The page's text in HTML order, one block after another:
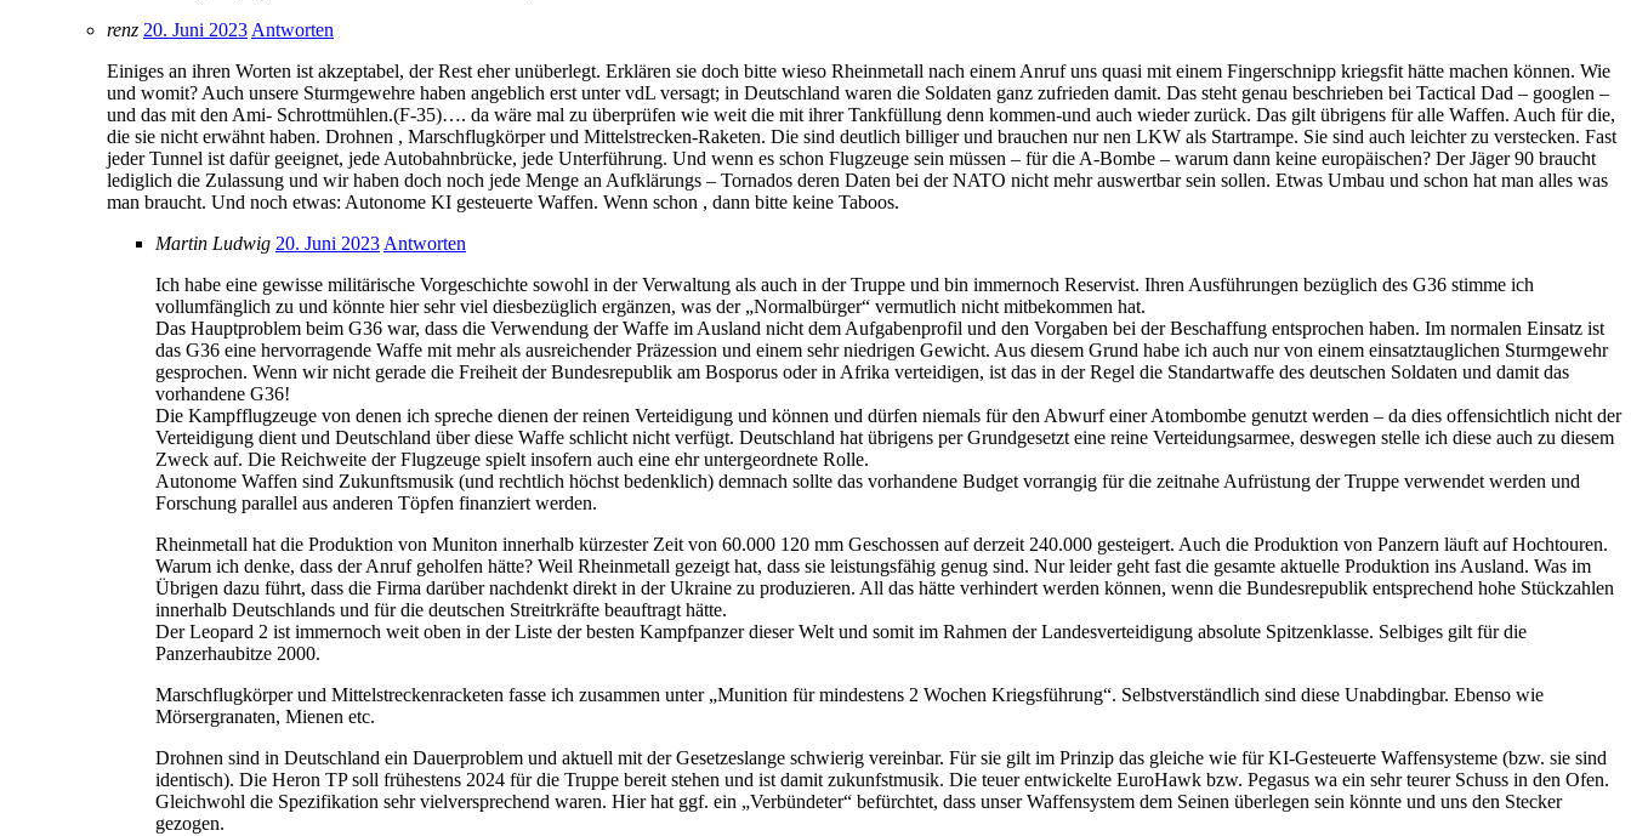
renz 20. Juni 2023 Antworten
Einiges an ihren Worten ist akzeptabel, der Rest eher unüberlegt. Erklären sie doch bitte wieso Rheinmetall nach einem Anruf uns quasi mit einem Fingerschnipp kriegsfit hätte machen können. Wie
und womit? Auch unsere Sturmgewehre haben angeblich erst unter vdL versagt; in Deutschland waren die Soldaten ganz zufrieden damit. Das steht genau beschrieben bei Tactical Dad – googlen –
und das mit den Ami- Schrottmühlen.(F-35)…. da wäre mal zu überprüfen wie weit die mit ihrer Tankfüllung denn kommen-und auch wieder zurück. Das gilt übrigens für alle Waffen. Auch für die,
die sie nicht erwähnt haben. Drohnen , Marschflugkörper und Mittelstrecken-Raketen. Die sind deutlich billiger und brauchen nur nen LKW als Startrampe. Sie sind auch leichter zu verstecken. Fast
jeder Tunnel ist dafür geeignet, jede Autobahnbrücke, jede Unterführung. Und wenn es schon Flugzeuge sein müssen – für die A-Bombe – warum dann keine europäischen? Der Jäger 90 braucht
lediglich die Zulassung und wir haben doch noch jede Menge an Aufklärungs – Tornados deren Daten bei der NATO nicht mehr auswertbar sein sollen. Etwas Umbau und schon hat man alles was
man braucht. Und noch etwas: Autonome KI gesteuerte Waffen. Wenn schon , dann bitte keine Taboos.
Martin Ludwig 20. Juni 2023 Antworten
Ich habe eine gewisse militärische Vorgeschichte sowohl in der Verwaltung als auch in der Truppe und bin immernoch Reservist. Ihren Ausführungen bezüglich des G36 stimme ich
vollumfänglich zu und könnte hier sehr viel diesbezüglich ergänzen, was der „Normalbürger“ vermutlich nicht mitbekommen hat.
Das Hauptproblem beim G36 war, dass die Verwendung der Waffe im Ausland nicht dem Aufgabenprofil und den Vorgaben bei der Beschaffung entsprochen haben. Im normalen Einsatz ist
das G36 eine hervorragende Waffe mit mehr als ausreichender Präzession und einem sehr niedrigen Gewicht. Aus diesem Grund habe ich auch nur von einem einsatztauglichen Sturmgewehr
gesprochen. Wenn wir nicht gerade die Freiheit der Bundesrepublik am Bosporus oder in Afrika verteidigen, ist das in der Regel die Standartwaffe des deutschen Soldaten und damit das
vorhandene G36!
Die Kampfflugzeuge von denen ich spreche dienen der reinen Verteidigung und können und dürfen niemals für den Abwurf einer Atombombe genutzt werden – da dies offensichtlich nicht der
Verteidigung dient und Deutschland über diese Waffe schlicht nicht verfügt. Deutschland hat übrigens per Grundgesetzt eine reine Verteidungsarmee, deswegen stelle ich diese auch zu diesem
Zweck auf. Die Reichweite der Flugzeuge spielt insofern auch eine ehr untergeordnete Rolle.
Autonome Waffen sind Zukunftsmusik (und rechtlich höchst bedenklich) demnach sollte das vorhandene Budget vorrangig für die zeitnahe Aufrüstung der Truppe verwendet werden und
Forschung parallel aus anderen Töpfen finanziert werden.
Rheinmetall hat die Produktion von Muniton innerhalb kürzester Zeit von 60.000 120 mm Geschossen auf derzeit 240.000 gesteigert. Auch die Produktion von Panzern läuft auf Hochtouren.
Warum ich denke, dass der Anruf geholfen hätte? Weil Rheinmetall gezeigt hat, dass sie leistungsfähig genug sind. Nur leider geht fast die gesamte aktuelle Produktion ins Ausland. Was im
Übrigen dazu führt, dass die Firma darüber nachdenkt direkt in der Ukraine zu produzieren. All das hätte verhindert werden können, wenn die Bundesrepublik entsprechend hohe Stückzahlen
innerhalb Deutschlands und für die deutschen Streitrkräfte beauftragt hätte.
Der Leopard 2 ist immernoch weit oben in der Liste der besten Kampfpanzer dieser Welt und somit im Rahmen der Landesverteidigung absolute Spitzenklasse. Selbiges gilt für die
Panzerhaubitze 2000.
Marschflugkörper und Mittelstreckenracketen fasse ich zusammen unter „Munition für mindestens 2 Wochen Kriegsführung“. Selbstverständlich sind diese Unabdingbar. Ebenso wie
Mörsergranaten, Mienen etc.
Drohnen sind in Deutschland ein Dauerproblem und aktuell mit der Gesetzeslange schwierig vereinbar. Für sie gilt im Prinzip das gleiche wie für KI-Gesteuerte Waffensysteme (bzw. sie sind
identisch). Die Heron TP soll frühestens 2024 für die Truppe bereit stehen und ist damit zukunfstmusik. Die teuer entwickelte EuroHawk bzw. Pegasus wa ein sehr teurer Schuss in den Ofen.
Gleichwohl die Spezifikation sehr vielversprechend waren. Hier hat ggf. ein „Verbündeter“ befürchtet, dass unser Waffensystem dem Seinen überlegen sein könnte und uns den Stecker
gezogen.